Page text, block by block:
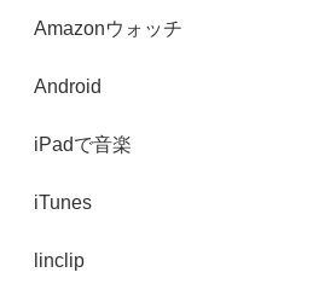
Amazonウォッチ
Android
iPadで音楽
iTunes
linclip